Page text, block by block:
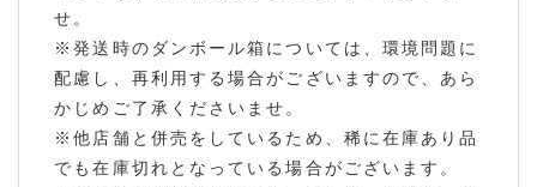
せ。
※発送時のダンボール箱については、環境問題に
配慮し、再利用する場合がございますので、あら
かじめご了承くださいませ。
※他店舗と併売をしているため、稀に在庫あり品
でも在庫切れとなっている場合がございます。